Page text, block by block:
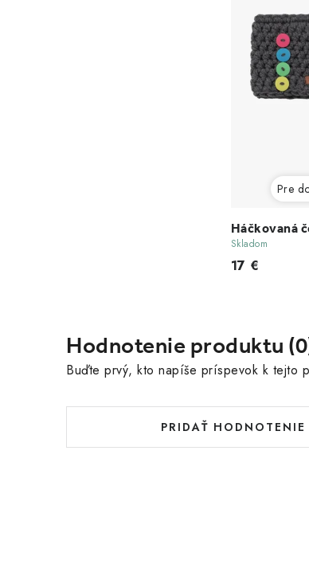
Hodnotenie produktu
Buďte prvý, kto napíše príspevok k tejto
PRIDAŤ HODNOTENIE
Háčkovaná
Pre
Skladom
17 €